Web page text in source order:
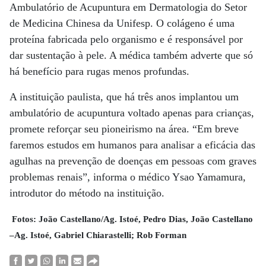
Ambulatório de Acupuntura em Dermatologia do Setor
de Medicina Chinesa da Unifesp. O colágeno é uma
proteína fabricada pelo organismo e é responsável por
dar sustentação à pele. A médica também adverte que só
há benefício para rugas menos profundas.
A instituição paulista, que há três anos implantou um
ambulatório de acupuntura voltado apenas para crianças,
promete reforçar seu pioneirismo na área. “Em breve
faremos estudos em humanos para analisar a eficácia das
agulhas na prevenção de doenças em pessoas com graves
problemas renais”, informa o médico Ysao Yamamura,
introdutor do método na instituição.
Fotos: João Castellano/Ag. Istoé, Pedro Dias, João Castellano
–Ag. Istoé, Gabriel Chiarastelli; Rob Forman